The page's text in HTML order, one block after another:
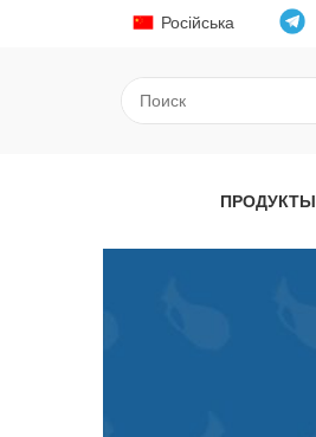
Російська
ПРОДУКТЫ